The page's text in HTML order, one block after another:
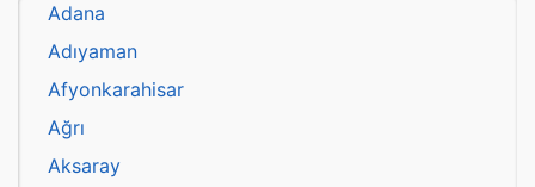
Adana
Adıyaman
Afyonkarahisar
Ağrı
Aksaray